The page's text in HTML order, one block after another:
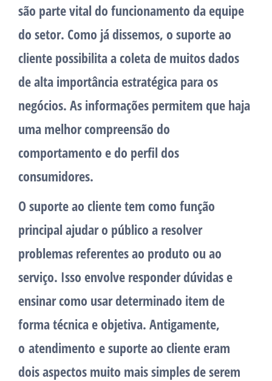
são parte vital do funcionamento da equipe
do setor. Como já dissemos, o suporte ao
cliente possibilita a coleta de muitos dados
de alta importância estratégica para os
negócios. As informações permitem que haja
uma melhor compreensão do
comportamento e do perfil dos
consumidores.
O suporte ao cliente tem como função
principal ajudar o público a resolver
problemas referentes ao produto ou ao
serviço. Isso envolve responder dúvidas e
ensinar como usar determinado item de
forma técnica e objetiva. Antigamente,
o atendimento e suporte ao cliente eram
dois aspectos muito mais simples de serem